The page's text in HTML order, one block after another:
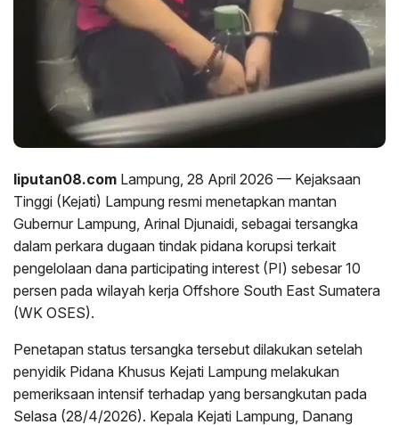
liputan08.com Lampung, 28 April 2026 — Kejaksaan
Tinggi (Kejati) Lampung resmi menetapkan mantan
Gubernur Lampung, Arinal Djunaidi, sebagai tersangka
dalam perkara dugaan tindak pidana korupsi terkait
pengelolaan dana participating interest (PI) sebesar 10
persen pada wilayah kerja Offshore South East Sumatera
(WK OSES).
Penetapan status tersangka tersebut dilakukan setelah
penyidik Pidana Khusus Kejati Lampung melakukan
pemeriksaan intensif terhadap yang bersangkutan pada
Selasa (28/4/2026). Kepala Kejati Lampung, Danang